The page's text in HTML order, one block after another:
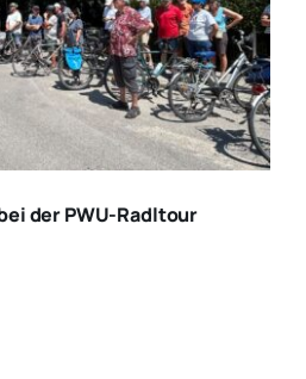
der PWU-Radltour